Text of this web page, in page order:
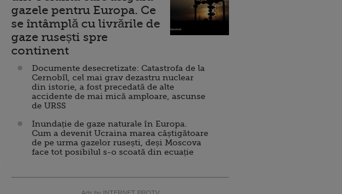
gazele pentru Europa. Ce
se întâmplă cu livrările de
gaze rusești spre
continent
Documente desecretizate: Catastrofa de la
Cernobîl, cel mai grav dezastru nuclear
din istorie, a fost precedată de alte
accidente de mai mică amploare, ascunse
de URSS
Inundație de gaze naturale în Europa.
Cum a devenit Ucraina marea câștigătoare
de pe urma gazelor rusești, deși Moscova
face tot posibilul s-o scoată din ecuație